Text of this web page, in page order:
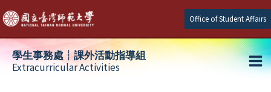
Skip
to
content
Office of Student Affairs
學生事務處┆課外活動指導組
Extracurricular Activities